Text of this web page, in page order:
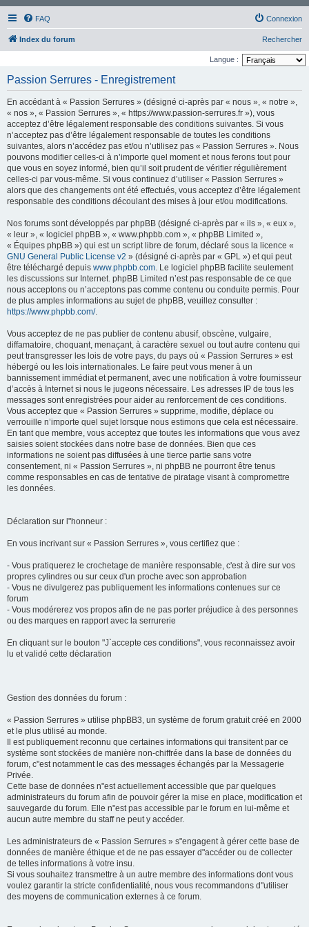
FAQ Connexion
Index du forum Rechercher
Langue :
Passion Serrures - Enregistrement
En accédant à « Passion Serrures » (désigné ci-après par « nous », « notre »,
« nos », « Passion Serrures », « https://www.passion-serrures.fr »), vous
acceptez d’être légalement responsable des conditions suivantes. Si vous
n’acceptez pas d’être légalement responsable de toutes les conditions
suivantes, alors n’accédez pas et/ou n’utilisez pas « Passion Serrures ». Nous
pouvons modifier celles-ci à n’importe quel moment et nous ferons tout pour
que vous en soyez informé, bien qu’il soit prudent de vérifier régulièrement
celles-ci par vous-même. Si vous continuez d’utiliser « Passion Serrures »
alors que des changements ont été effectués, vous acceptez d’être légalement
responsable des conditions découlant des mises à jour et/ou modifications.
Nos forums sont développés par phpBB (désigné ci-après par « ils », « eux »,
« leur », « logiciel phpBB », « www.phpbb.com », « phpBB Limited »,
« Équipes phpBB ») qui est un script libre de forum, déclaré sous la licence «
GNU General Public License v2 » (désigné ci-après par « GPL ») et qui peut
être téléchargé depuis www.phpbb.com. Le logiciel phpBB facilite seulement
les discussions sur Internet. phpBB Limited n’est pas responsable de ce que
nous acceptons ou n’acceptons pas comme contenu ou conduite permis. Pour
de plus amples informations au sujet de phpBB, veuillez consulter :
https://www.phpbb.com/.
Vous acceptez de ne pas publier de contenu abusif, obscène, vulgaire,
diffamatoire, choquant, menaçant, à caractère sexuel ou tout autre contenu qui
peut transgresser les lois de votre pays, du pays où « Passion Serrures » est
hébergé ou les lois internationales. Le faire peut vous mener à un
bannissement immédiat et permanent, avec une notification à votre fournisseur
d’accès à Internet si nous le jugeons nécessaire. Les adresses IP de tous les
messages sont enregistrées pour aider au renforcement de ces conditions.
Vous acceptez que « Passion Serrures » supprime, modifie, déplace ou
verrouille n’importe quel sujet lorsque nous estimons que cela est nécessaire.
En tant que membre, vous acceptez que toutes les informations que vous avez
saisies soient stockées dans notre base de données. Bien que ces
informations ne soient pas diffusées à une tierce partie sans votre
consentement, ni « Passion Serrures », ni phpBB ne pourront être tenus
comme responsables en cas de tentative de piratage visant à compromettre
les données.
Déclaration sur l"honneur :
En vous incrivant sur « Passion Serrures », vous certifiez que :
- Vous pratiquerez le crochetage de manière responsable, c'est à dire sur vos
propres cylindres ou sur ceux d'un proche avec son approbation
- Vous ne divulgerez pas publiquement les informations contenues sur ce
forum
- Vous modérerez vos propos afin de ne pas porter préjudice à des personnes
ou des marques en rapport avec la serrurerie
En cliquant sur le bouton "J`accepte ces conditions", vous reconnaissez avoir
lu et validé cette déclaration
Gestion des données du forum :
« Passion Serrures » utilise phpBB3, un système de forum gratuit créé en 2000
et le plus utilisé au monde.
Il est publiquement reconnu que certaines informations qui transitent par ce
système sont stockées de manière non-chiffrée dans la base de données du
forum, c"est notamment le cas des messages échangés par la Messagerie
Privée.
Cette base de données n"est actuellement accessible que par quelques
administrateurs du forum afin de pouvoir gérer la mise en place, modification et
sauvegarde du forum. Elle n"est pas accessible par le forum en lui-même et
aucun autre membre du staff ne peut y accéder.
Les administrateurs de « Passion Serrures » s"engagent à gérer cette base de
données de manière éthique et de ne pas essayer d"accéder ou de collecter
de telles informations à votre insu.
Si vous souhaitez transmettre à un autre membre des informations dont vous
voulez garantir la stricte confidentialité, nous vous recommandons d"utiliser
des moyens de communication externes à ce forum.